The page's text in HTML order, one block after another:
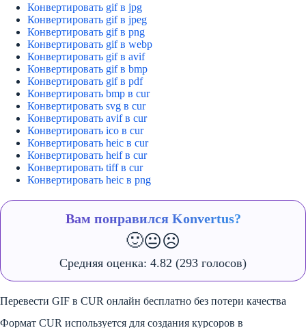
Конвертировать gif в jpg
Конвертировать gif в jpeg
Конвертировать gif в png
Конвертировать gif в webp
Конвертировать gif в avif
Конвертировать gif в bmp
Конвертировать gif в pdf
Конвертировать bmp в cur
Конвертировать svg в cur
Конвертировать avif в cur
Конвертировать ico в cur
Конвертировать heic в cur
Конвертировать heif в cur
Конвертировать tiff в cur
Конвертировать heic в png
Вам понравился Konvertus?
🙂😐☹️
Средняя оценка: 4.82 (293 голосов)
Перевести GIF в CUR онлайн бесплатно без потери качества
Формат CUR используется для создания курсоров в